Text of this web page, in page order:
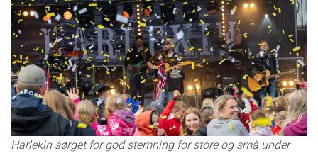
J
O
N
Harlekin sørget for god stemning for store og små under